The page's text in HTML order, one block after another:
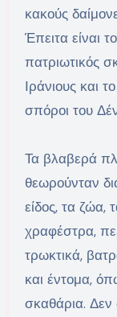
κακούς
Έπειτα είναι
πατριωτικός
Ιράνιους και
σπόροι του
Τα βλαβερά
θεωρούνταν
είδος, τα ζώα,
χραφέστρα,
τρωκτικά,
και έντομα,
σκαθάρια. Δεν